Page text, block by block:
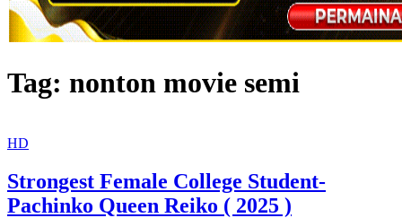
Tag: nonton movie semi
HD
Strongest Female College Student-
Pachinko Queen Reiko ( 2025 )